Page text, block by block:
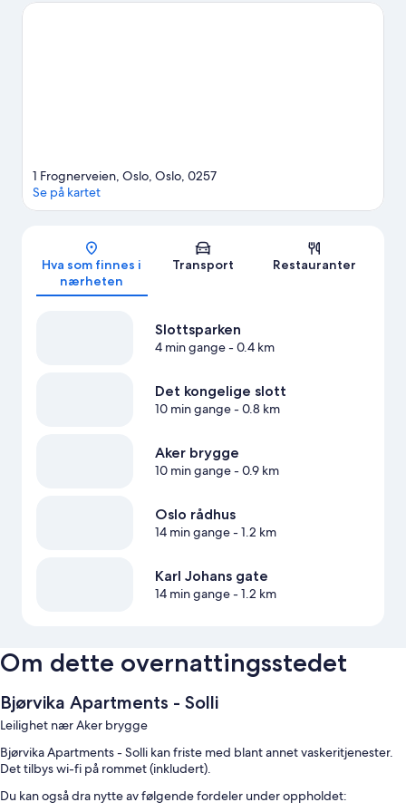
mens du er i byen, kan du se om det skjer noe spennende på
Kart
1 Frognerveien, Oslo, Oslo, 0257
Se på kartet
Hva som finnes i
nærheten
Transport Restauranter
Slottsparken
4 min gange- 0.4 km
Det kongelige slott
10 min gange- 0.8 km
Aker brygge
10 min gange- 0.9 km
Oslo rådhus
14 min gange- 1.2 km
Karl Johans gate
14 min gange- 1.2 km
Om dette overnattingsstedet
Bjørvika Apartments - Solli
Leilighet nær Aker brygge
Bjørvika Apartments - Solli kan friste med blant annet vaskeritjenester.
Det tilbys wi-fi på rommet (inkludert).
Du kan også dra nytte av følgende fordeler under oppholdet: